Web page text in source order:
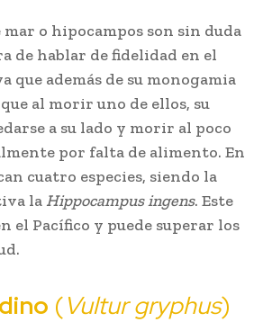
mar o hipocampos son sin duda
de hablar de fidelidad en el
que además de su monogamia
al morir uno de ellos, su
a su lado y morir al poco
por falta de alimento. En
cuatro especies, siendo la
la Hippocampus ingens. Este
el Pacífico y puede superar los
(Vultur gryphus)